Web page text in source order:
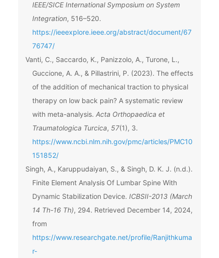
IEEE/SICE International Symposium on System
Integration, 516–520.
https://ieeexplore.ieee.org/abstract/document/67
76747/
Vanti, C., Saccardo, K., Panizzolo, A., Turone, L.,
Guccione, A. A., & Pillastrini, P. (2023). The effects
of the addition of mechanical traction to physical
therapy on low back pain? A systematic review
with meta-analysis. Acta Orthopaedica et
Traumatologica Turcica, 57(1), 3.
https://www.ncbi.nlm.nih.gov/pmc/articles/PMC10
151852/
Singh, A., Karuppudaiyan, S., & Singh, D. K. J. (n.d.).
Finite Element Analysis Of Lumbar Spine With
Dynamic Stabilization Device. ICBSII-2013 (March
14 Th-16 Th), 294. Retrieved December 14, 2024,
from
https://www.researchgate.net/profile/Ranjithkuma
r-